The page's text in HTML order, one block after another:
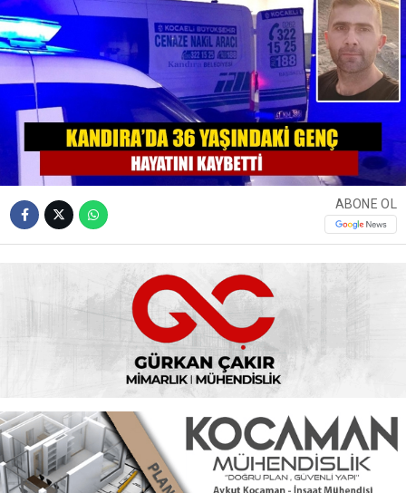
ABONE OL
Kandıra Kanatlar Köyü Karabacaklar Mahallesi’nde
çiftçilikle uğraşan Mehmet ve Nebahat Güven çiftinin 36